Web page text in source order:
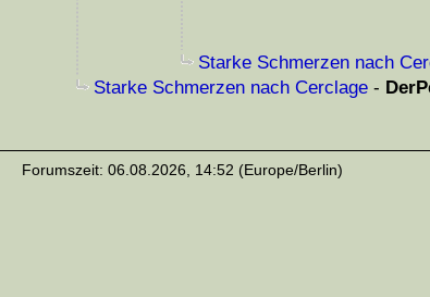
Starke Schmerzen nach
Starke Schmerzen nach Cerclage -
Forumszeit: 06.08.2026, 14:52 (Europe/Berlin)